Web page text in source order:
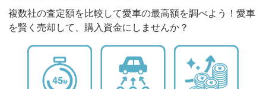
複数社の査定額を比較して愛車の最高額を調べよう！愛車
を賢く売却して、購入資金にしませんか？